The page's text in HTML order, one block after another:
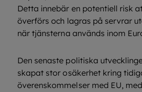
Detta innebär en potentiell risk
överförs och lagras på servrar
när tjänsterna används inom
Den senaste politiska
skapat stor osäkerhet kring
överenskommelser med EU,